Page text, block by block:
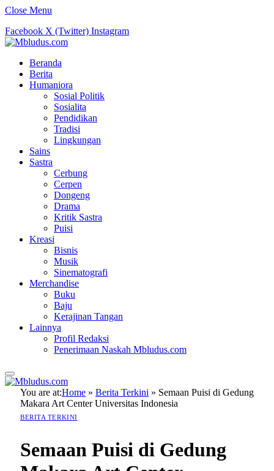
Close Menu
Facebook X (Twitter) Instagram
Beranda
Berita
Humaniora
Sosial Politik
Sosialita
Pendidikan
Tradisi
Lingkungan
Sains
Sastra
Cerbung
Cerpen
Dongeng
Drama
Kritik Sastra
Puisi
Kreasi
Bisnis
Musik
Sinematografi
Merchandise
Buku
Baju
Kerajinan Tangan
Lainnya
Profil Redaksi
Penerimaan Naskah Mbludus.com
You are at:Home » Berita Terkini » Semaan Puisi di Gedung
Makara Art Center Universitas Indonesia
BERITA TERKINI
Semaan Puisi di Gedung